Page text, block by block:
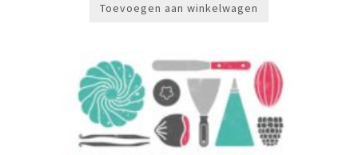
Toevoegen aan winkelwagen